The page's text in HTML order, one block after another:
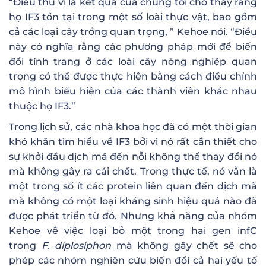
họ IF3 tồn tại trong một số loài thực vật, bao gồm
cả các loại cây trồng quan trọng, ” Kehoe nói. “Điều
này có nghĩa rằng các phương pháp mới để biến
đổi tính trạng ở các loài cây nông nghiệp quan
trọng có thể được thực hiện bằng cách điều chỉnh
mô hình biểu hiện của các thành viên khác nhau
thuộc họ IF3.”
Trong lịch sử, các nhà khoa học đã có một thời gian
khó khăn tìm hiểu về IF3 bởi vì nó rất cần thiết cho
sự khởi đầu dịch mã đến nỗi không thể thay đổi nó
mà không gây ra cái chết. Trong thực tế, nó vẫn là
một trong số ít các protein liên quan đến dịch mã
mà không có một loại kháng sinh hiệu quả nào đã
được phát triển từ đó. Nhưng khả năng của nhóm
Kehoe về việc loại bỏ một trong hai gen infC
trong F. diplosiphon mà không gây chết sẽ cho
phép các nhóm nghiên cứu biến đổi cả hai yếu tố